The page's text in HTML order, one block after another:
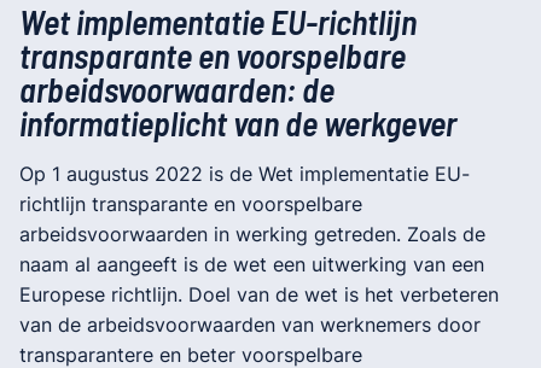
Wet implementatie EU-richtlijn
transparante en voorspelbare
arbeidsvoorwaarden: de
informatieplicht van de werkgever
Op 1 augustus 2022 is de Wet implementatie EU-
richtlijn transparante en voorspelbare
arbeidsvoorwaarden in werking getreden. Zoals de
naam al aangeeft is de wet een uitwerking van een
Europese richtlijn. Doel van de wet is het verbeteren
van de arbeidsvoorwaarden van werknemers door
transparantere en beter voorspelbare